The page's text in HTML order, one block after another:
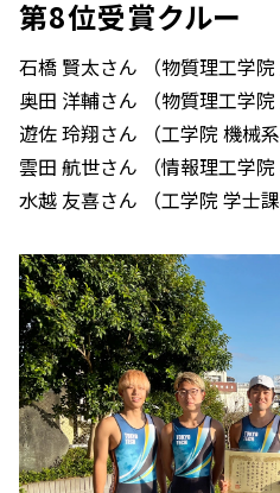
第8位受賞クルー
石橋 賢太さん （物質理工学院
奥田 洋輔さん （物質理工学院
遊佐 玲翔さん （工学院 機械系
雲田 航世さん （情報理工学院
水越 友喜さん （工学院 学士課